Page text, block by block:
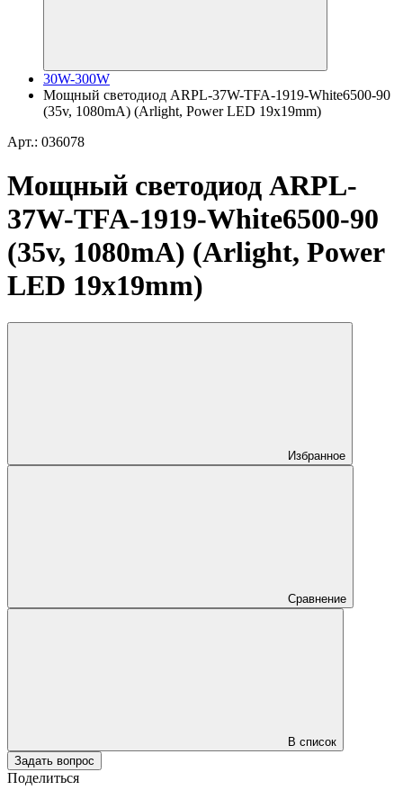
30W-300W
Мощный светодиод ARPL-37W-TFA-1919-White6500-90
(35v, 1080mA) (Arlight, Power LED 19х19mm)
Арт.: 036078
Мощный светодиод ARPL-
37W-TFA-1919-White6500-90
(35v, 1080mA) (Arlight, Power
LED 19х19mm)
Избранное
Сравнение
В список
Задать вопрос
Поделиться